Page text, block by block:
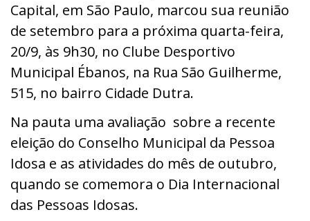
Capital, em São Paulo, marcou sua reunião
de setembro para a próxima quarta-feira,
20/9, às 9h30, no Clube Desportivo
Municipal Ébanos, na Rua São Guilherme,
515, no bairro Cidade Dutra.
Na pauta uma avaliação sobre a recente
eleição do Conselho Municipal da Pessoa
Idosa e as atividades do mês de outubro,
quando se comemora o Dia Internacional
das Pessoas Idosas.